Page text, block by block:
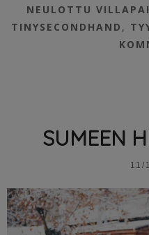
NEULOTTU
TINYSECONDHAND ,
SUMEEN
11/